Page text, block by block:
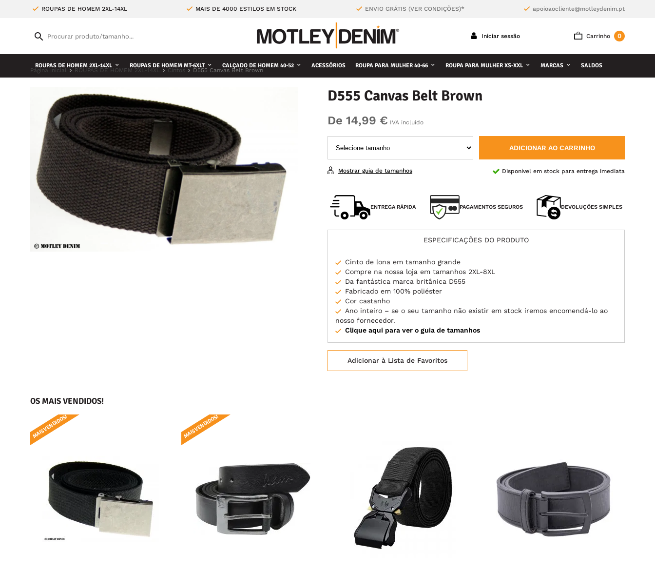
ROUPAS DE HOMEM 2XL-14XL MAIS DE 4000 ESTILOS EM STOCK ENVIO GRÁTIS (VER CONDIÇÕES)* apoioaocliente@motleydenim.pt
Carrinho 0
Iniciar sessão
ROUPAS DE HOMEM 2XL-14XL ROUPAS DE HOMEM MT-6XLT CALÇADO DE HOMEM 40-52 ACESSÓRIOS ROUPA PARA MULHER 40-66 ROUPA PARA MULHER XS-XXL MARCAS SALDOS
Página inicial ROUPAS DE HOMEM 2XL-14XL Cintos D555 Canvas Belt Brown
D555 Canvas Belt Brown
De 14,99 € IVA incluído
ADICIONAR AO CARRINHO
Disponível em stock para entrega imediata
Mostrar guia de tamanhos
ENTREGA RÁPIDA PAGAMENTOS SEGUROS DEVOLUÇÕES SIMPLES
ESPECIFICAÇÕES DO PRODUTO
Cinto de lona em tamanho grande
Compre na nossa loja em tamanhos 2XL-8XL
Da fantástica marca britânica D555
Fabricado em 100% poliéster
Cor castanho
Ano inteiro – se o seu tamanho não existir em stock iremos encomendá-lo ao
nosso fornecedor.
Clique aqui para ver o guia de tamanhos
Adicionar à Lista de Favoritos
OS MAIS VENDIDOS!
MAIS VENDIDOS! MAIS VENDIDOS!